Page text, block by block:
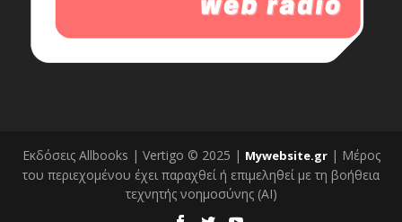
Εκδόσεις Allbooks | Vertigo © 2025 | Mywebsite.gr| Μέρος
του περιεχομένου έχει παραχθεί ή επιμεληθεί με τη βοήθεια
τεχνητής νοημοσύνης (AI)